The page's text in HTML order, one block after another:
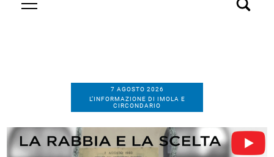
7 AGOSTO 2026
L’INFORMAZIONE DI IMOLA E
CIRCONDARIO